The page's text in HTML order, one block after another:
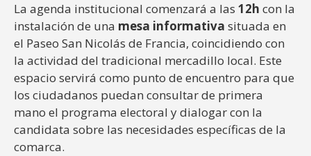
La agenda institucional comenzará a las 12h con la
instalación de una mesa informativa situada en
el Paseo San Nicolás de Francia, coincidiendo con
la actividad del tradicional mercadillo local. Este
espacio servirá como punto de encuentro para que
los ciudadanos puedan consultar de primera
mano el programa electoral y dialogar con la
candidata sobre las necesidades específicas de la
comarca.